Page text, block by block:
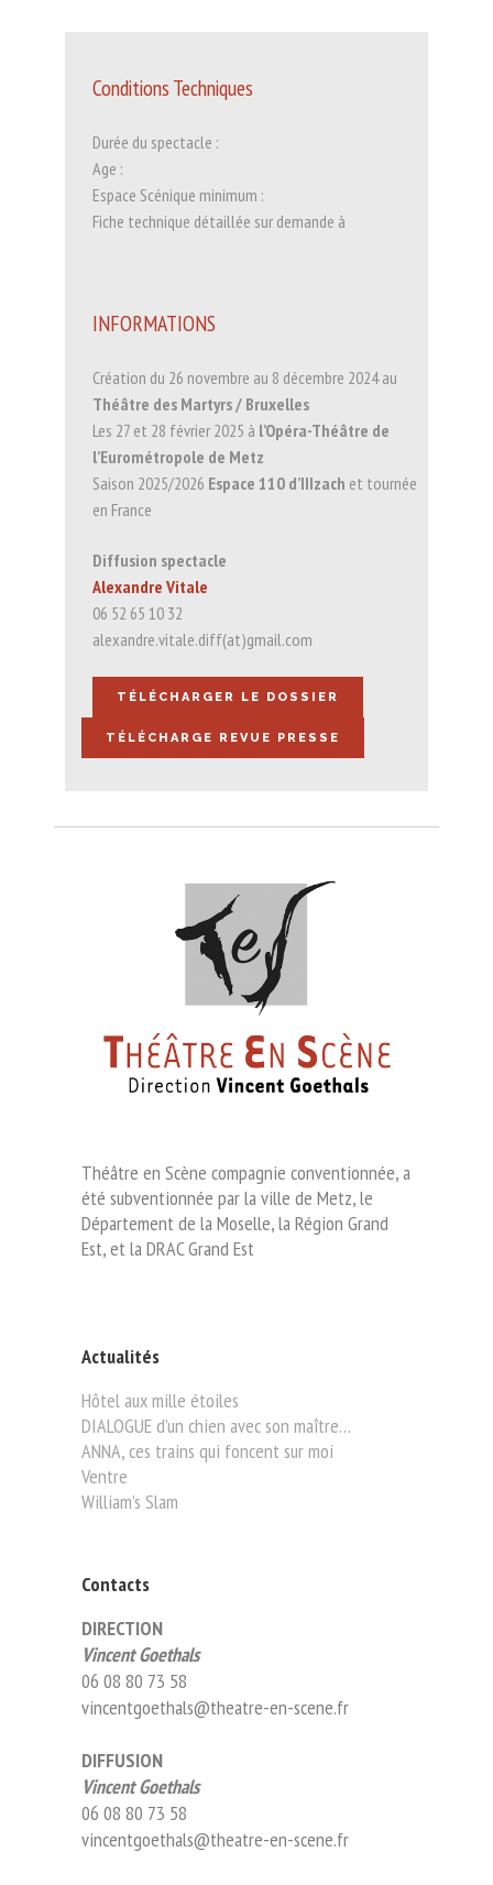
Conditions Techniques
Durée du spectacle :
Age :
Espace Scénique minimum :
Fiche technique détaillée sur demande à
INFORMATIONS
Création du 26 novembre au 8 décembre 2024 au
Théâtre des Martyrs / Bruxelles
Les 27 et 28 février 2025 à l’Opéra-Théâtre de
l’Eurométropole de Metz
Saison 2025/2026 Espace 110 d’IIIzach et tournée
en France
Diffusion spectacle
Alexandre Vitale
06 52 65 10 32
alexandre.vitale.diff(at)gmail.com
TÉLÉCHARGER LE DOSSIER
TÉLÉCHARGE REVUE PRESSE
Théâtre en Scène compagnie conventionnée, a
été subventionnée par la ville de Metz, le
Département de la Moselle, la Région Grand
Est, et la DRAC Grand Est
Actualités
Hôtel aux mille étoiles
DIALOGUE d’un chien avec son maître…
ANNA, ces trains qui foncent sur moi
Ventre
William’s Slam
Contacts
DIRECTION
Vincent Goethals
06 08 80 73 58
vincentgoethals@theatre-en-scene.fr
DIFFUSION
Vincent Goethals
06 08 80 73 58
vincentgoethals@theatre-en-scene.fr